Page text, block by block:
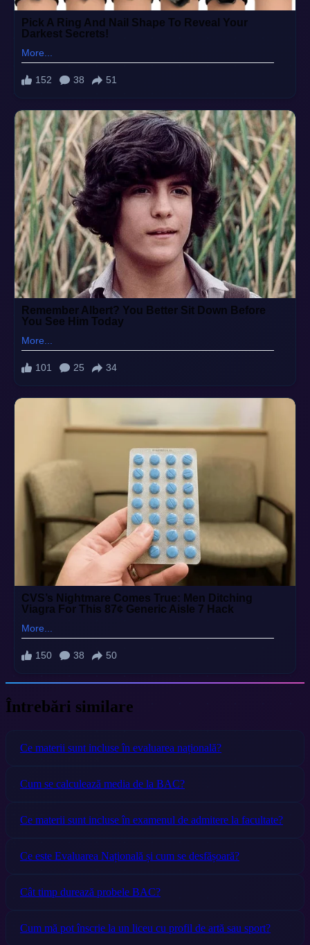
Întrebări similare
Ce materii sunt incluse în evaluarea națională?
Cum se calculează media de la BAC?
Ce materii sunt incluse în examenul de admitere la facultate?
Ce este Evaluarea Națională și cum se desfășoară?
Cât timp durează probele BAC?
Cum mă pot înscrie la un liceu cu profil de artă sau sport?